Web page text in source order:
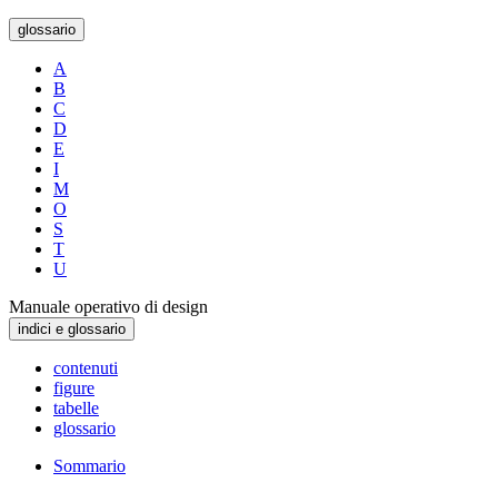
glossario
A
B
C
D
E
I
M
O
S
T
U
Manuale operativo di design
indici e glossario
contenuti
figure
tabelle
glossario
Sommario